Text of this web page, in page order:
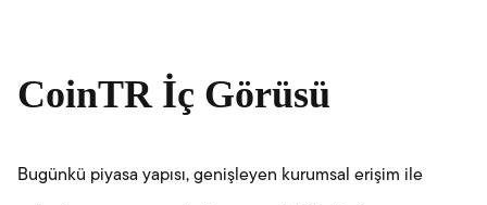
CoinTR İç Görüsü
Bugünkü piyasa yapısı, genişleyen kurumsal erişim ile